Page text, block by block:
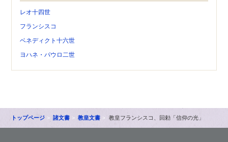
レオ十四世
フランシスコ
ベネディクト十六世
ヨハネ・パウロ二世
トップページ 諸文書 教皇文書 教皇フランシスコ、回勅「信仰の光」